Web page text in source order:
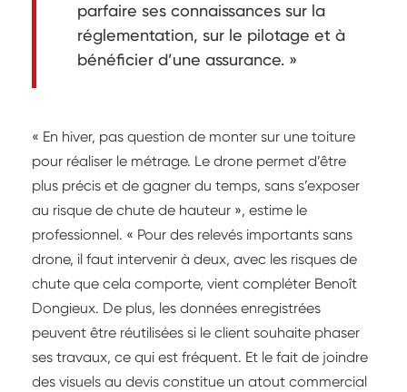
parfaire ses connaissances sur la
réglementation, sur le pilotage et à
bénéficier d’une assurance. »
« En hiver, pas question de monter sur une toiture
pour réaliser le métrage. Le drone permet d’être
plus précis et de gagner du temps, sans s’exposer
au risque de chute de hauteur », estime le
professionnel. « Pour des relevés importants sans
drone, il faut intervenir à deux, avec les risques de
chute que cela comporte, vient compléter Benoît
Dongieux. De plus, les données enregistrées
peuvent être réutilisées si le client souhaite phaser
ses travaux, ce qui est fréquent. Et le fait de joindre
des visuels au devis constitue un atout commercial